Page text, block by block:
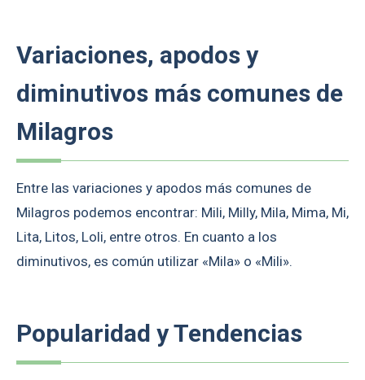
Variaciones, apodos y
diminutivos más comunes de
Milagros
Entre las variaciones y apodos más comunes de
Milagros podemos encontrar: Mili, Milly, Mila, Mima, Mi,
Lita, Litos, Loli, entre otros. En cuanto a los
diminutivos, es común utilizar «Mila» o «Mili».
Popularidad y Tendencias